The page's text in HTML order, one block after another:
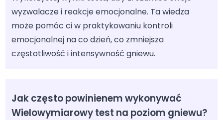
wyzwalacze i reakcje emocjonalne. Ta wiedza
może pomóc ci w praktykowaniu kontroli
emocjonalnej na co dzień, co zmniejsza
częstotliwość i intensywność gniewu.
Jak często powinienem wykonywać
Wielowymiarowy test na poziom gniewu?